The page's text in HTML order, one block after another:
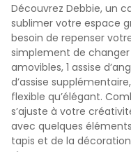
Découvrez Debbie, un
sublimer votre espace
besoin de repenser
simplement de changer
amovibles, 1 assise
d’assise
flexible qu’élégant.
s’ajuste à votre
avec quelques
tapis et de la